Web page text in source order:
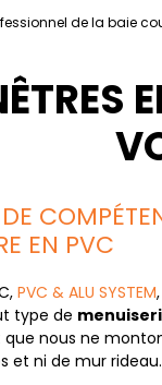
de la baie
EN PVC
PVC & ALU SYSTEM
type de
nous ne
et ni de mur rideau.